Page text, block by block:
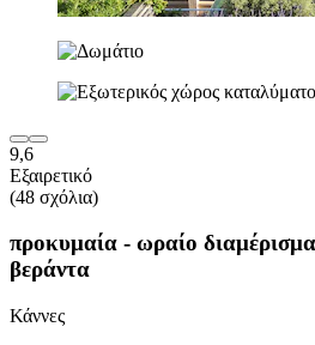
9,6
Εξαιρετικό
(48 σχόλια)
προκυμαία - ωραίο
βεράντα
Κάννες